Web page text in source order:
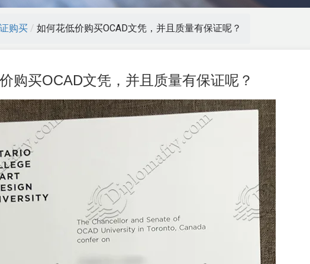
购买 / 如何花低价购买OCAD文凭，并且质量有保证呢？
购买OCAD文凭，并且质量有保证呢？